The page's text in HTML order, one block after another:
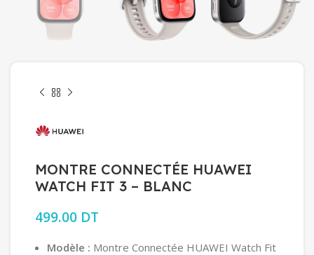
MONTRE CONNECTÉE HUAWEI
WATCH FIT 3 – BLANC
499.00 DT
Modèle : Montre Connectée HUAWEI Watch Fit